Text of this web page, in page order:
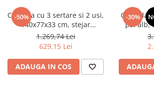
Mobilier/seturi de bucatarie
Scaune bucatarie
Scaune din lemn
Comode
-50%
Comoda cu 3 sertare si 2 usi,
140x77x33 cm, stejar
sonoma/alb, Bortis impex
1.269,74 Lei
629,15 Lei
ADAUGA IN COS
-30%
Comoda
pal alb,
lumina
lungime